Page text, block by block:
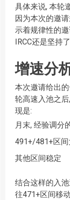
具体来说, 本轮
因为本次的邀
示着规律性的
IRCC还是坚持
增速分
本次邀请给出
轮高速入池之
现是:
月末, 经验调分
491+/481+区
其他区间稳定
结合这样的入
往471+区间移